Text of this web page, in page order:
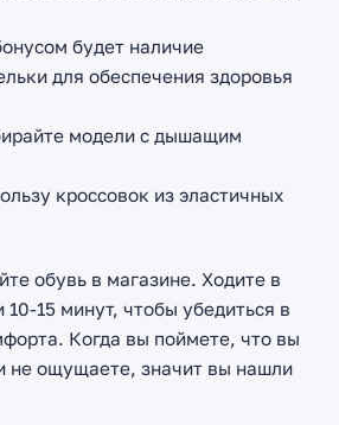
будет наличие
для обеспечения здоровья
модели с дышащим
кроссовок из эластичных
обувь в магазине. Ходите в
15 минут, чтобы убедиться в
Когда вы поймете, что вы
не ощущаете, значит вы нашли